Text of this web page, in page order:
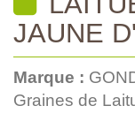
JAUNE
Marque :
Graines de